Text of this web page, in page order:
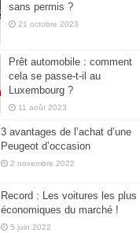
sans permis ?
21 octobre 2023
Prêt automobile : comment
cela se passe-t-il au
Luxembourg ?
11 août 2023
3 avantages de l’achat d’une
Peugeot d’occasion
2 novembre 2022
Record : Les voitures les plus
économiques du marché !
5 juin 2022